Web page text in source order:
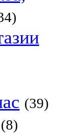
(39)
(8)